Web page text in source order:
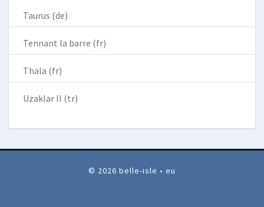
Taurus (de)
Tennant la barre (fr)
Thala (fr)
Uzaklar II (tr)
© 2026 belle-isle • eu